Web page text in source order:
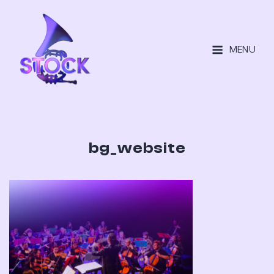
MENU
bg_website